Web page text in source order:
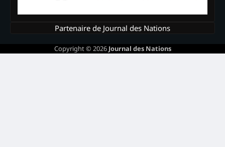
Partenaire de Journal des Nations
Copyright © 2026 Journal des Nations